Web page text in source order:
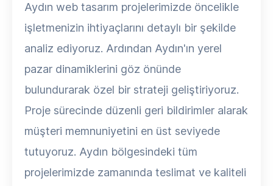
Aydın web tasarım projelerimizde öncelikle
işletmenizin ihtiyaçlarını detaylı bir şekilde
analiz ediyoruz. Ardından Aydın'ın yerel
pazar dinamiklerini göz önünde
bulundurarak özel bir strateji geliştiriyoruz.
Proje sürecinde düzenli geri bildirimler alarak
müşteri memnuniyetini en üst seviyede
tutuyoruz. Aydın bölgesindeki tüm
projelerimizde zamanında teslimat ve kaliteli